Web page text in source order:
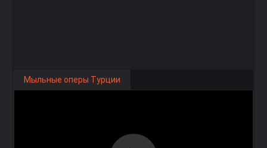
Мыльные оперы Турции